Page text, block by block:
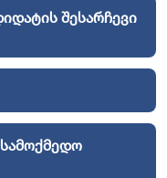
შესარჩევი